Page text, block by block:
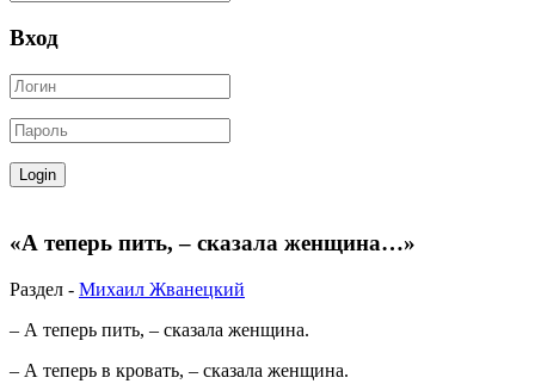
Вход
«А теперь пить, – сказала женщина…»
Раздел - Михаил Жванецкий
– А теперь пить, – сказала женщина.
– А теперь в кровать, – сказала женщина.